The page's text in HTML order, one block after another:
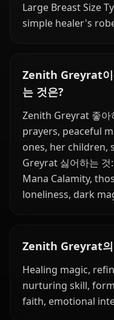
Large Breast Size
simple healer's
Zenith Greyrat이
는 것은?
Zenith Greyrat 좋
prayers, peaceful
ones, her children,
Greyrat 싫어하는
Mana Calamity,
loneliness, dark
Zenith Greyrat의
Healing magic,
nurturing skill,
faith, emotional